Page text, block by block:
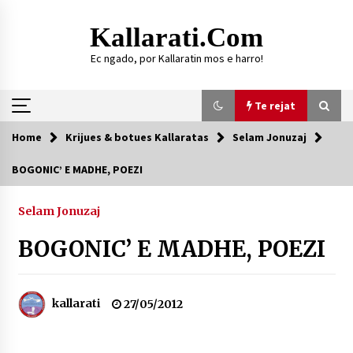
Kallarati.com
Ec ngado, por Kallaratin mos e harro!
Te rejat
Te rejat
SHOQATËS “KALLARATI”
Gazeta Kallarati nr. 118
SI U ARRIT TË REALIZOHEJ PERLA FOLKLORIKE
“JANINËS Ç’I PANË SYTË”
Home Krijues & botues Kallaratas Selam Jonuzaj
BOGONIC’ E MADHE, POEZI
Selam Jonuzaj
BOGONIC’ E MADHE, POEZI
kallarati 27/05/2012